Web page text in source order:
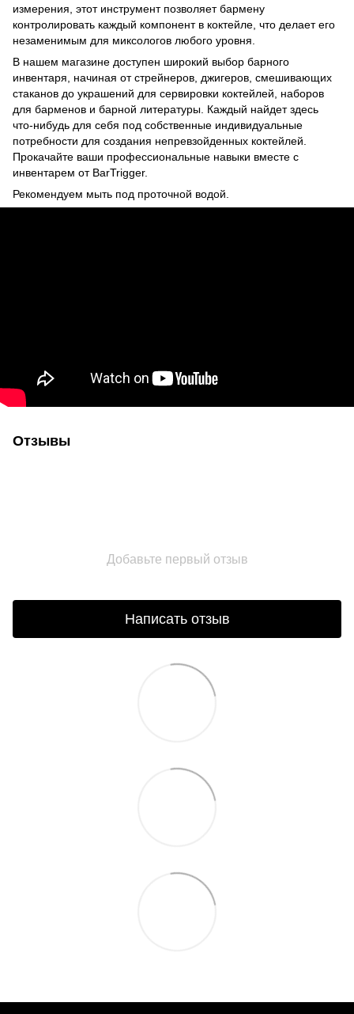
измерения, этот инструмент позволяет бармену
контролировать каждый компонент в коктейле, что делает его
незаменимым для миксологов любого уровня.
В нашем магазине доступен широкий выбор барного
инвентаря, начиная от стрейнеров, джигеров, смешивающих
стаканов до украшений для сервировки коктейлей, наборов
для барменов и барной литературы. Каждый найдет здесь
что-нибудь для себя под собственные индивидуальные
потребности для создания непревзойденных коктейлей.
Прокачайте ваши профессиональные навыки вместе с
инвентарем от BarTrigger.
Рекомендуем мыть под проточной водой.
Отзывы
Добавьте первый отзыв
Написать отзыв